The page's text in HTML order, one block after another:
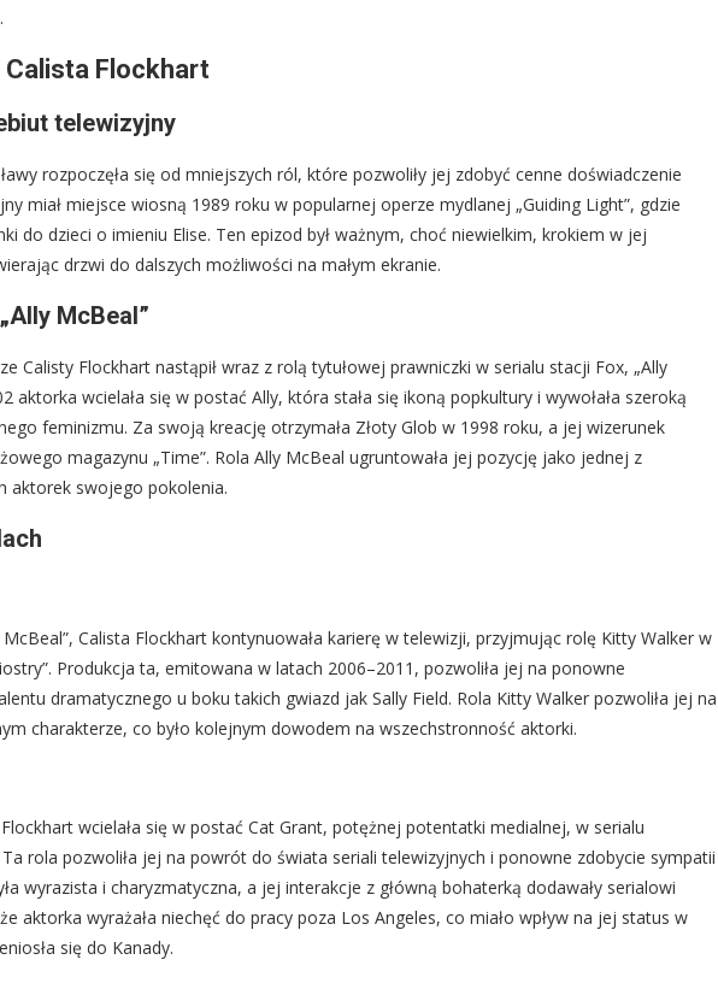
Calista Flockhart
telewizyjny
rozpoczęła się od mniejszych ról, które pozwoliły jej zdobyć cenne doświadczenie
miał miejsce wiosną 1989 roku w popularnej operze mydlanej „Guiding Light”, gdzie
do dzieci o imieniu Elise. Ten epizod był ważnym, choć niewielkim, krokiem w jej
drzwi do dalszych możliwości na małym ekranie.
McBeal”
Calisty Flockhart nastąpił wraz z rolą tytułowej prawniczki w serialu stacji Fox, „Ally
aktorka wcielała się w postać Ally, która stała się ikoną popkultury i wywołała szeroką
feminizmu. Za swoją kreację otrzymała Złoty Glob w 1998 roku, a jej wizerunek
magazynu „Time”. Rola Ally McBeal ugruntowała jej pozycję jako jednej z
aktorek swojego pokolenia.
Calista Flockhart kontynuowała karierę w telewizji, przyjmując rolę Kitty Walker w
Produkcja ta, emitowana w latach 2006–2011, pozwoliła jej na ponowne
dramatycznego u boku takich gwiazd jak Sally Field. Rola Kitty Walker pozwoliła jej na
charakterze, co było kolejnym dowodem na wszechstronność aktorki.
wcielała się w postać Cat Grant, potężnej potentatki medialnej, w serialu
Ta rola pozwoliła jej na powrót do świata seriali telewizyjnych i ponowne zdobycie sympatii
wyrazista i charyzmatyczna, a jej interakcje z główną bohaterką dodawały serialowi
aktorka wyrażała niechęć do pracy poza Los Angeles, co miało wpływ na jej status w
się do Kanady.